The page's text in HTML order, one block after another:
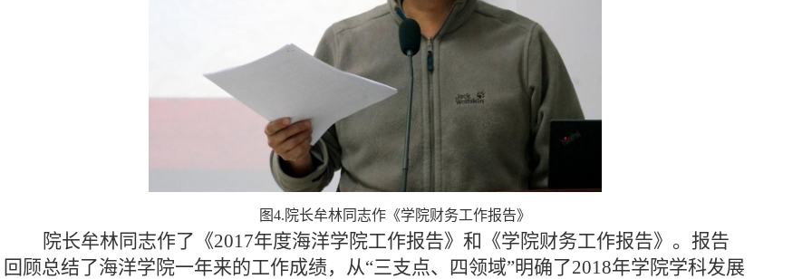
图4. 院长牟林同志作《学院财务工作报告》
院长牟林同志作了《2017年度海洋学院工作报告》和《学院财务工作报告》。报告
回顾总结了海洋学院一年来的工作成绩，从“三支点、四领域”明确了2018年学院学科发展